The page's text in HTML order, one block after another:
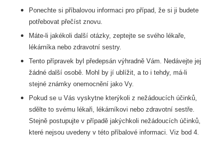
Ponechte si příbalovou informaci pro případ, že si ji budete
potřebovat přečíst znovu.
Máte-li jakékoli další otázky, zeptejte se svého lékaře,
lékárníka nebo zdravotní sestry.
Tento přípravek byl předepsán výhradně Vám. Nedávejte jej
žádné další osobě. Mohl by jí ublížit, a to i tehdy, má-li
stejné známky onemocnění jako Vy.
Pokud se u Vás vyskytne kterýkoli z nežádoucích účinků,
sdělte to svému lékaři, lékárníkovi nebo zdravotní sestře.
Stejně postupujte v případě jakýchkoli nežádoucích účinků,
které nejsou uvedeny v této příbalové informaci. Viz bod 4.